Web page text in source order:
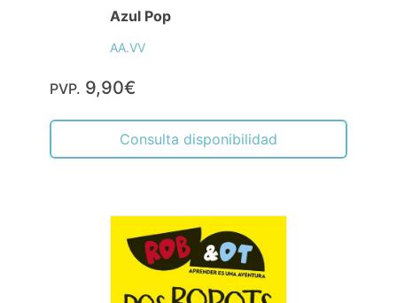
Azul Pop
AA.VV
PVP. 9,90€
Consulta disponibilidad